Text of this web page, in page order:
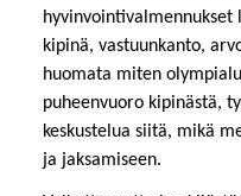
kipinä, vastuunkanto,
huomata miten
puheenvuoro kipinästä,
keskustelua siitä, mikä
ja jaksamiseen.